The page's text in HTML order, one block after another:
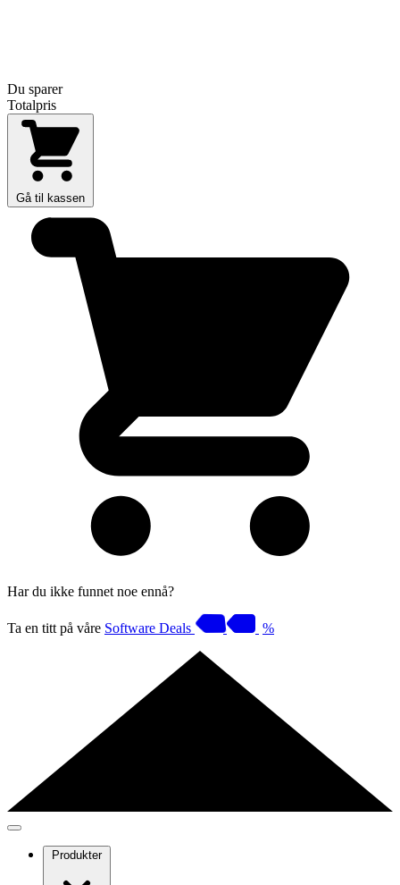
Du sparer
Totalpris
Gå til kassen
Har du ikke funnet noe ennå?
Ta en titt på våre Software Deals %
Produkter